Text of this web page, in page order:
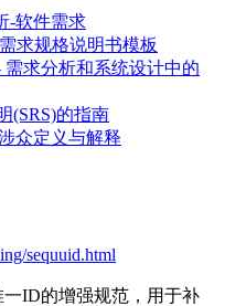
-软件需求
求规格说明书模板
需求分析和系统设计中的
(SRS)的指南
众定义与解释
sequuid.html
ID的增强规范，用于补